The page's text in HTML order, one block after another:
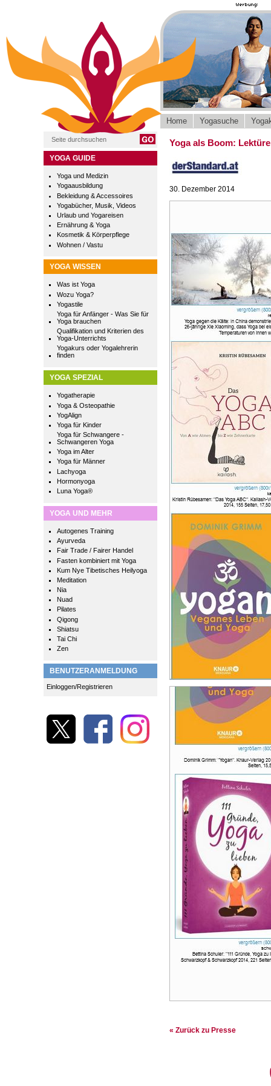
YOGA GUIDE
Yoga und Medizin
Yogaausbildung
Bekleidung & Accessoires
Yogabücher, Musik, Videos
Urlaub und Yogareisen
Ernährung & Yoga
Kosmetik & Körperpflege
Wohnen / Vastu
YOGA WISSEN
Was ist Yoga
Wozu Yoga?
Yogastile
Yoga für Anfänger - Was Sie für
Yoga brauchen
Qualifikation und Kriterien des
Yoga-Unterrichts
Yogakurs oder Yogalehrerin
finden
YOGA SPEZIAL
Yogatherapie
Yoga & Osteopathie
YogAlign
Yoga für Kinder
Yoga für Schwangere -
Schwangeren Yoga
Yoga im Alter
Yoga für Männer
Lachyoga
Hormonyoga
Luna Yoga®
YOGA UND MEHR
Autogenes Training
Ayurveda
Fair Trade / Fairer Handel
Fasten kombiniert mit Yoga
Kum Nye Tibetisches Heilyoga
Meditation
Nia
Nuad
Pilates
Qigong
Shiatsu
Tai Chi
Zen
BENUTZERANMELDUNG
Einloggen/Registrieren
Home Yogasuche
Yoga als Boom:
30. Dezember 2014
« Zurück zu Presse